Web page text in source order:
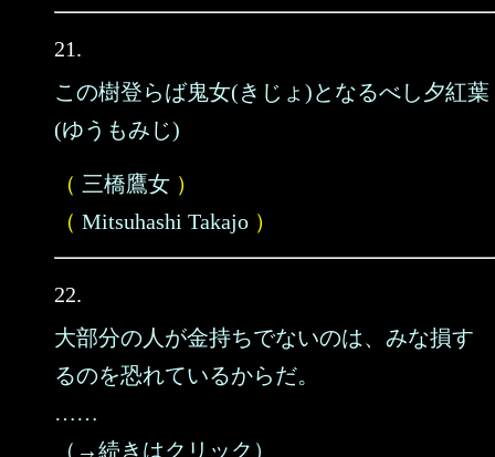
21.
この樹登らば鬼女(きじょ)となるべし夕紅葉
(ゆうもみじ)
（ 三橋鷹女 ）
（ Mitsuhashi Takajo ）
22.
大部分の人が金持ちでないのは、みな損す
るのを恐れているからだ。
……
（→続きはクリック）